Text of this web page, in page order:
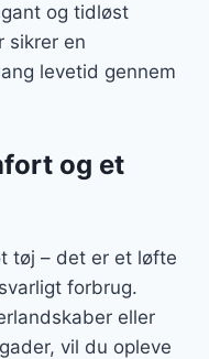
og tidløst
sikrer en
levetid gennem
og et
tøj – det er et løfte
forbrug.
eller
vil du opleve